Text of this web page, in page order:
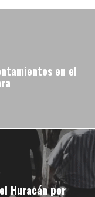
en el
Huracán por